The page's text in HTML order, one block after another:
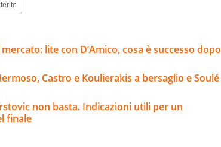
lite con D’Amico, cosa è successo dopo
Castro e Koulierakis a bersaglio e Soulé
non basta. Indicazioni utili per un
finale